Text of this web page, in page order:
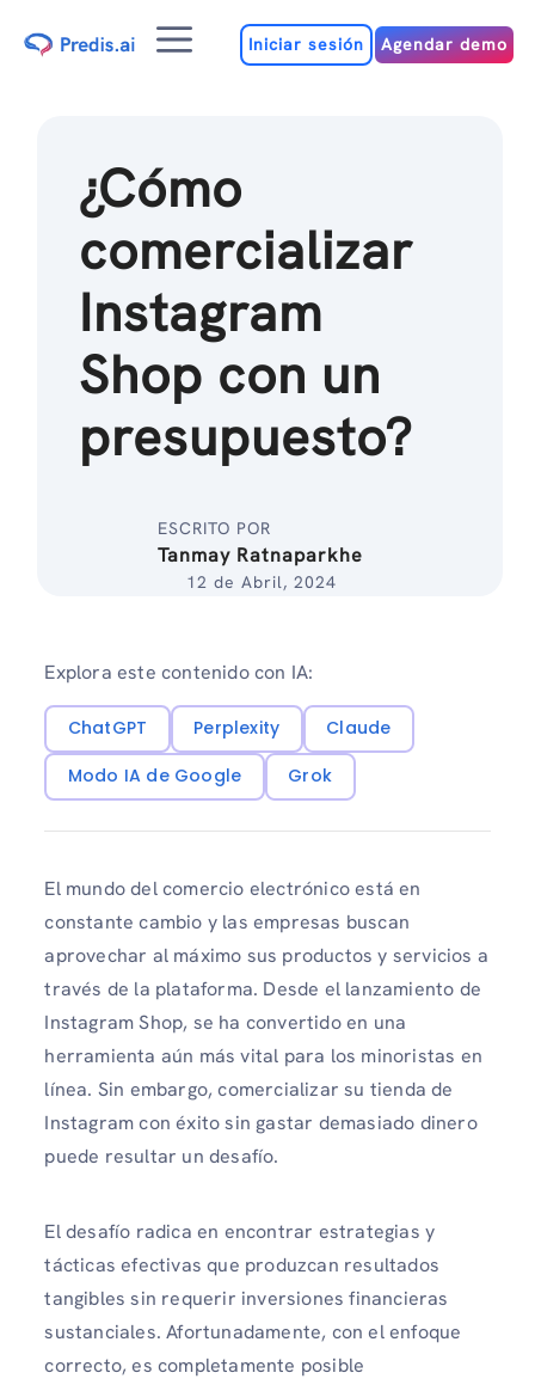
MenúIniciar sesión Agendar demo
¿Cómo
comercializar
Instagram
Shop con un
presupuesto?
ESCRITO POR
Tanmay Ratnaparkhe
12 de Abril, 2024
Explora este contenido con IA:
ChatGPT Perplexity
Claude
Modo IA de Google
Grok
El mundo del comercio electrónico está en
constante cambio y las empresas buscan
aprovechar al máximo sus productos y servicios a
través de la plataforma. Desde el lanzamiento de
Instagram Shop, se ha convertido en una
herramienta aún más vital para los minoristas en
línea. Sin embargo, comercializar su tienda de
Instagram con éxito sin gastar demasiado dinero
puede resultar un desafío.
El desafío radica en encontrar estrategias y
tácticas efectivas que produzcan resultados
tangibles sin requerir inversiones financieras
sustanciales. Afortunadamente, con el enfoque
correcto, es completamente posible